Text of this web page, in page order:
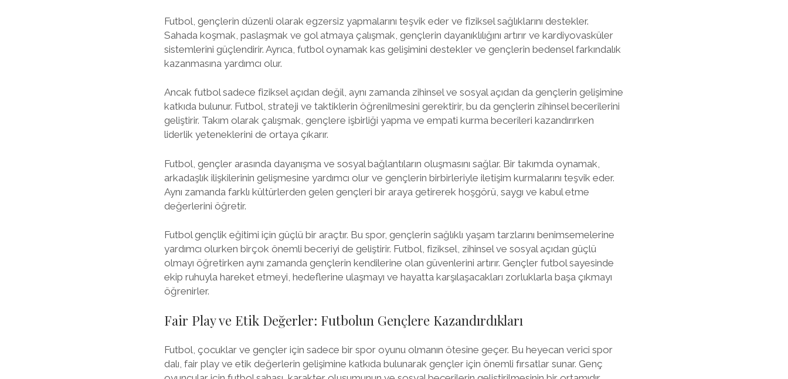
Futbol, gençlerin düzenli olarak egzersiz yapmalarını teşvik eder ve fiziksel sağlıklarını destekler.
Sahada koşmak, paslaşmak ve gol atmaya çalışmak, gençlerin dayanıklılığını artırır ve kardiyovasküler
sistemlerini güçlendirir. Ayrıca, futbol oynamak kas gelişimini destekler ve gençlerin bedensel farkındalık
kazanmasına yardımcı olur.
Ancak futbol sadece fiziksel açıdan değil, aynı zamanda zihinsel ve sosyal açıdan da gençlerin gelişimine
katkıda bulunur. Futbol, strateji ve taktiklerin öğrenilmesini gerektirir, bu da gençlerin zihinsel becerilerini
geliştirir. Takım olarak çalışmak, gençlere işbirliği yapma ve empati kurma becerileri kazandırırken
liderlik yeteneklerini de ortaya çıkarır.
Futbol, gençler arasında dayanışma ve sosyal bağlantıların oluşmasını sağlar. Bir takımda oynamak,
arkadaşlık ilişkilerinin gelişmesine yardımcı olur ve gençlerin birbirleriyle iletişim kurmalarını teşvik eder.
Aynı zamanda farklı kültürlerden gelen gençleri bir araya getirerek hoşgörü, saygı ve kabul etme
değerlerini öğretir.
Futbol gençlik eğitimi için güçlü bir araçtır. Bu spor, gençlerin sağlıklı yaşam tarzlarını benimsemelerine
yardımcı olurken birçok önemli beceriyi de geliştirir. Futbol, fiziksel, zihinsel ve sosyal açıdan güçlü
olmayı öğretirken aynı zamanda gençlerin kendilerine olan güvenlerini artırır. Gençler futbol sayesinde
ekip ruhuyla hareket etmeyi, hedeflerine ulaşmayı ve hayatta karşılaşacakları zorluklarla başa çıkmayı
öğrenirler.
Fair Play ve Etik Değerler: Futbolun Gençlere Kazandırdıkları
Futbol, çocuklar ve gençler için sadece bir spor oyunu olmanın ötesine geçer. Bu heyecan verici spor
dalı, fair play ve etik değerlerin gelişimine katkıda bulunarak gençler için önemli fırsatlar sunar. Genç